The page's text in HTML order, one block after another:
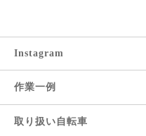
Instagram
作業一例
取り扱い自転車